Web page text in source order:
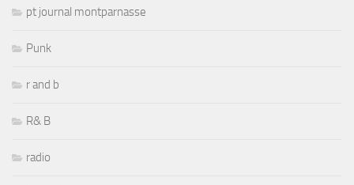
pt journal montparnasse
Punk
r and b
R& B
radio